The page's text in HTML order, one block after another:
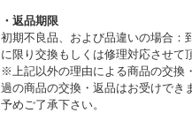
・返品期限
初期不良品、および品違いの場合：
に限り交換もしくは修理対応させて
※上記以外の理由による商品の交換
過の商品の交換・返品はお受けでき
予めご了承下さい。